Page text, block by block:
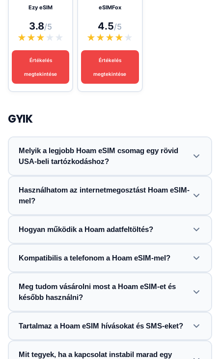
Ezy eSIM
3.8/5
★★★ ★ ★
Értékelés
megtekintése
eSIMFox
4.5/5
★★★★ ★
Értékelés
megtekintése
GYIK
Melyik a legjobb Hoam eSIM csomag egy rövid
USA-beli tartózkodáshoz?
Használhatom az internetmegosztást Hoam eSIM-
mel?
Hogyan működik a Hoam adatfeltöltés?
Kompatibilis a telefonom a Hoam eSIM-mel?
Meg tudom vásárolni most a Hoam eSIM-et és
később használni?
Tartalmaz a Hoam eSIM hívásokat és SMS-eket?
Mit tegyek, ha a kapcsolat instabil marad egy